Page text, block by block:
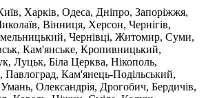
Харків, Одеса, Дніпро, Запоріжжя,
Вінниця, Херсон, Чернігів,
Чернівці, Житомир, Суми,
Кам'янське, Кропивницький,
Луцьк, Біла Церква, Нікополь,
Павлоград, Кам'янець-Подільський,
Олександрія, Дрогобич, Бердичів,